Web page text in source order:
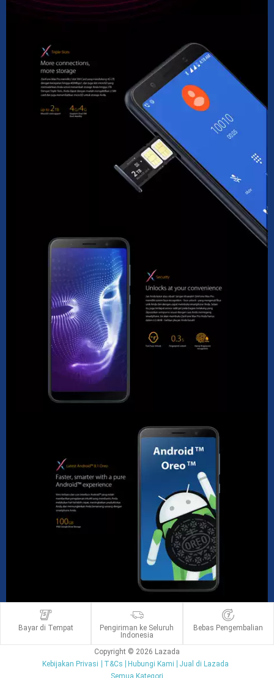
Bayar di Tempat
Pengiriman ke Seluruh
Indonesia
Bebas Pengembalian
Copyright © 2026 Lazada
Kebijakan Privasi
T&Cs Hubungi Kami
Jual di Lazada